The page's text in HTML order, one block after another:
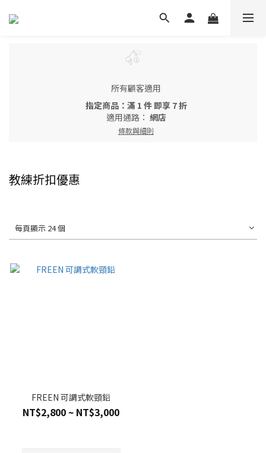
所有顧客適用
指定商品：滿 1 件 即享 7 折
適用通路： 網店
條款與細則
教練折扣優惠
每頁顯示 24 個
FREEN 可調式軟頸鉛
NT$2,800 ~ NT$3,000